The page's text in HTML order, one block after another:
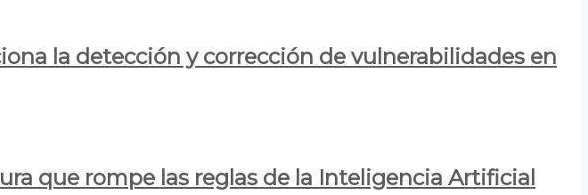
la detección y corrección de vulnerabilidades en
que rompe las reglas de la Inteligencia Artificial